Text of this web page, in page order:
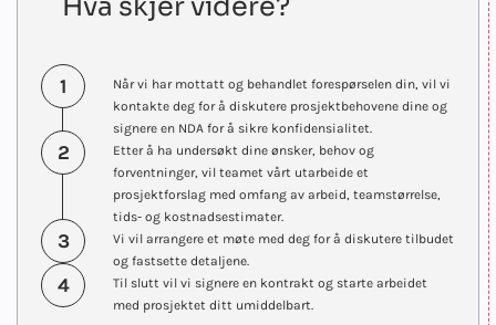
Hva skjer videre?
1
Når vi har mottatt og behandlet forespørselen din, vil vi
kontakte deg for å diskutere prosjektbehovene dine og
signere en NDA for å sikre konfidensialitet.
2
Etter å ha undersøkt dine ønsker, behov og
forventninger, vil teamet vårt utarbeide et
prosjektforslag med omfang av arbeid, teamstørrelse,
tids- og kostnadsestimater.
3
Vi vil arrangere et møte med deg for å diskutere tilbudet
og fastsette detaljene.
4
Til slutt vil vi signere en kontrakt og starte arbeidet
med prosjektet ditt umiddelbart.